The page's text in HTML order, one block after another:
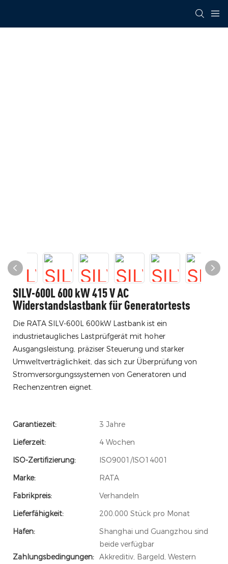
SILV-600L 600 kW 415 V AC
Widerstandslastbank für Generatortests
Die RATA SILV-600L 600kW Lastbank ist ein
industrietaugliches Lastprüfgerät mit hoher
Ausgangsleistung, präziser Steuerung und starker
Umweltverträglichkeit, das sich zur Überprüfung von
Stromversorgungssystemen von Generatoren und
Rechenzentren eignet.
Garantiezeit:
3 Jahre
Lieferzeit:
4 Wochen
ISO-Zertifizierung:
ISO9001/ISO14001
Marke:
RATA
Fabrikpreis:
Verhandeln
Lieferfähigkeit:
200.000 Stück pro Monat
Hafen:
Shanghai und Guangzhou sind
beide verfügbar
Zahlungsbedingungen: Akkreditiv, Bargeld, Western